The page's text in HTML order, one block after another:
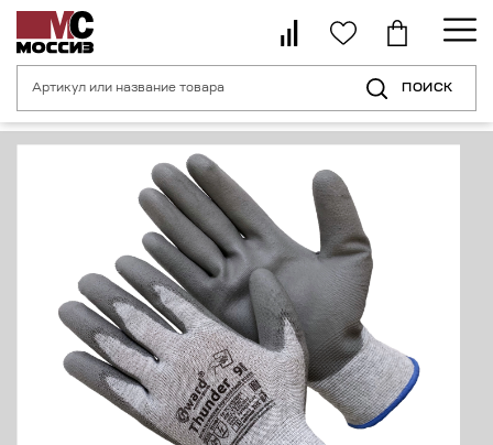
ПОИСК
Главная страница Средства индивидуальной защиты рук